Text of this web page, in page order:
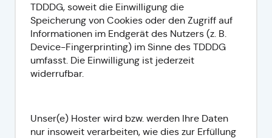
TDDDG, soweit die Einwilligung die
Speicherung von Cookies oder den Zugriff auf
Informationen im Endgerät des Nutzers (z. B.
Device-Fingerprinting) im Sinne des TDDDG
umfasst. Die Einwilligung ist jederzeit
widerrufbar.
Unser(e) Hoster wird bzw. werden Ihre Daten
nur insoweit verarbeiten, wie dies zur Erfüllung